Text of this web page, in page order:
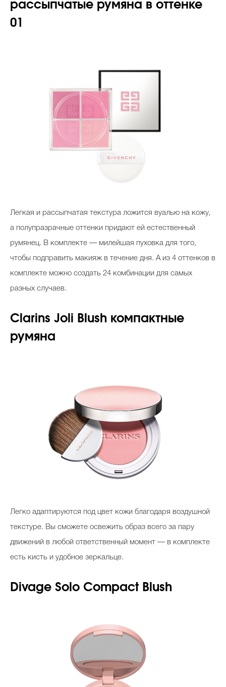
рассыпчатые румяна в оттенке
01
Легкая и рассыпчатая текстура ложится вуалью на кожу,
а полупразрачные оттенки придают ей естественный
румянец. В комплекте — милейшая пуховка для того,
чтобы подправить макияж в течение дня. А из 4 оттенков в
комплекте можно создать 24 комбинации для самых
разных случаев.
Clarins Joli Blush компактные
румяна
Легко адаптируются под цвет кожи благодаря воздушной
текстуре. Вы сможете освежить образ всего за пару
движений в любой ответственный момент — в комплекте
есть кисть и удобное зеркальце.
Divage Solo Compact Blush